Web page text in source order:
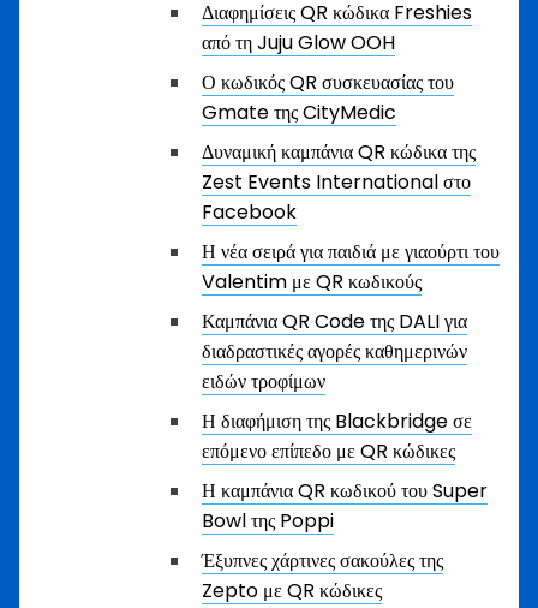
Διαφημίσεις QR κώδικα Freshies
από τη Juju Glow OOH
Ο κωδικός QR συσκευασίας του
Gmate της CityMedic
Δυναμική καμπάνια QR κώδικα της
Zest Events International στο
Facebook
Η νέα σειρά για παιδιά με γιαούρτι του
Valentim με QR κωδικούς
Καμπάνια QR Code της DALI για
διαδραστικές αγορές καθημερινών
ειδών τροφίμων
Η διαφήμιση της Blackbridge σε
επόμενο επίπεδο με QR κώδικες
Η καμπάνια QR κωδικού του Super
Bowl της Poppi
Έξυπνες χάρτινες σακούλες της
Zepto με QR κώδικες